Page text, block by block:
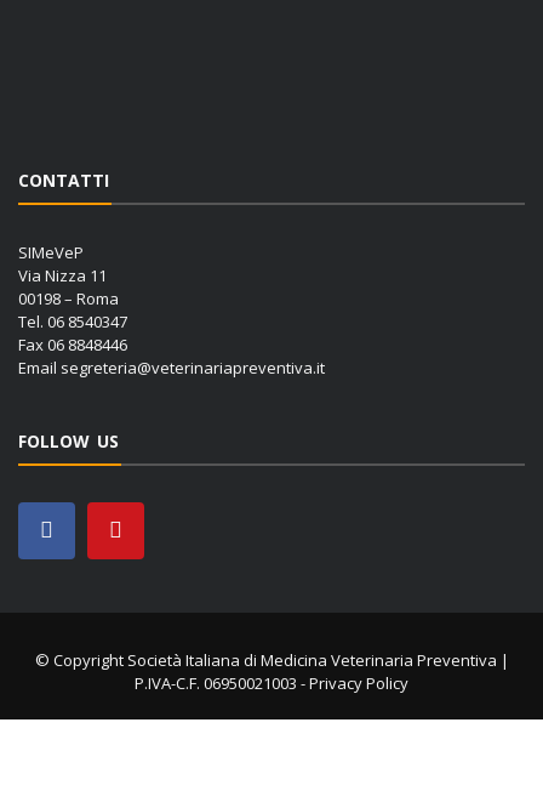
CONTATTI
SIMeVeP
Via Nizza 11
00198 – Roma
Tel. 06 8540347
Fax 06 8848446
Email segreteria@veterinariapreventiva.it
FOLLOW US
© Copyright Società Italiana di Medicina Veterinaria Preventiva |
P.IVA-C.F. 06950021003 -Privacy Policy